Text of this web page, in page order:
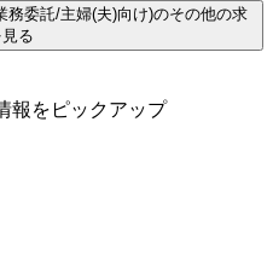
委託/主婦(夫)向け)のその他の求
見る
報をピックアップ